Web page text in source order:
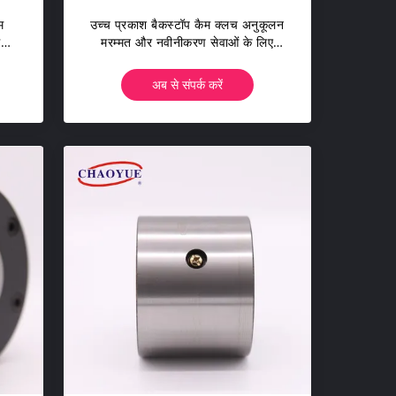
उच्च प्रकाश बैकस्टॉप कैम क्लच अनुकूलन
मरम्मत और नवीनीकरण सेवाओं के लिए
अब से संपर्क करें